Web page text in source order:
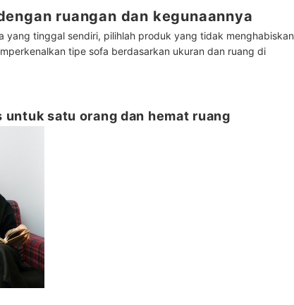
ruangan dan kegunaannya
yang tinggal sendiri, pilihlah produk yang tidak menghabiskan
tipe sofa berdasarkan ukuran dan ruang di
untuk satu orang dan hemat ruang